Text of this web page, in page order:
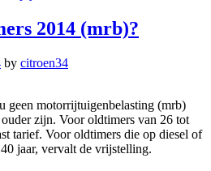
2014 (mrb)?
by citroen34
geen motorrijtuigenbelasting (mrb)
zijn. Voor oldtimers van 26 tot
tarief. Voor oldtimers die op diesel of
jaar, vervalt de vrijstelling.